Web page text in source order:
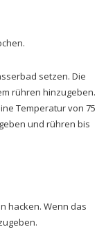
setzen. Die
rühren hinzugeben.
Temperatur von 75
und rühren bis
hacken. Wenn das